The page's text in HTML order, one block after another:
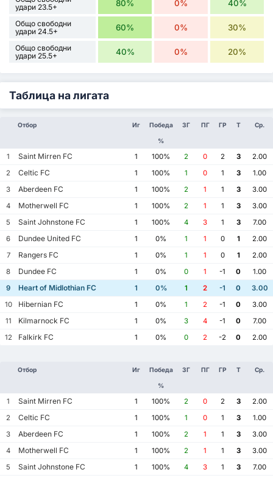
удари 23.5+
80% 0% 40%
Общо свободни
удари 24.5+
60% 0% 30%
Общо свободни
удари 25.5+
40% 0% 20%
Таблица на лигата
Отбор Иг Победа
%
ЗГ ПГ ГР Т Ср.
1 Saint Mirren FC 1 100% 2 0 2 3
2.00
2
Celtic FC 1 100% 1 0 1 3
1.00
3
Aberdeen FC 1 100% 2 1 1 3
3.00
4
Motherwell FC 1 100% 2 1 1 3
3.00
5
Saint Johnstone FC 1 100% 4 3 1 3
7.00
6
Dundee United FC 1 0% 1 1 0 1
2.00
7
Rangers FC 1 0% 1 1 0 1
2.00
8
Dundee FC 1 0% 0 1 -1 0
1.00
9
Heart of Midlothian FC 1 0% 1 2 -1 0
3.00
10
Hibernian FC 1 0% 1 2 -1 0
3.00
11
Kilmarnock FC 1 0% 3 4 -1 0
7.00
12
Falkirk FC 1 0% 0 2 -2 0 2.00
Отбор Иг Победа
%
ЗГ ПГ ГР Т Ср.
1 Saint Mirren FC 1 100% 2 0 2 3
2.00
2
Celtic FC 1 100% 1 0 1 3
1.00
3
Aberdeen FC 1 100% 2 1 1 3
3.00
4
Motherwell FC 1 100% 2 1 1 3
3.00
5
Saint Johnstone FC 1 100% 4 3 1 3
7.00